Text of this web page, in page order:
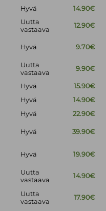
Hyvä 14.90€
Uutta
vastaava
12.90€
Hyvä 9.70€
Uutta
vastaava
9.90€
Hyvä
15.90€
Hyvä
14.90€
Hyvä
22.90€
Hyvä 39.90€
Hyvä 19.90€
Uutta
vastaava
14.90€
Uutta
vastaava
17.90€